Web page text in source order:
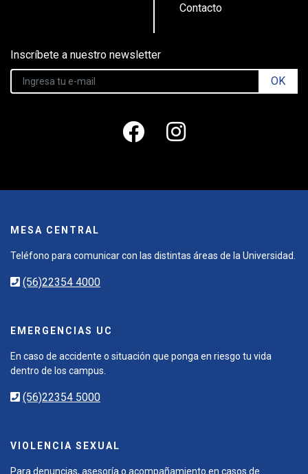
Contacto
Inscríbete a nuestro newsletter
OK
MESA CENTRAL
Teléfono para comunicar con las distintas áreas de la Universidad.
(56)22354 4000
EMERGENCIAS UC
En caso de accidente o situación que ponga en riesgo tu vida
dentro de los campus.
(56)22354 5000
VIOLENCIA SEXUAL
Para denuncias, asesoría o acompañamiento en casos de